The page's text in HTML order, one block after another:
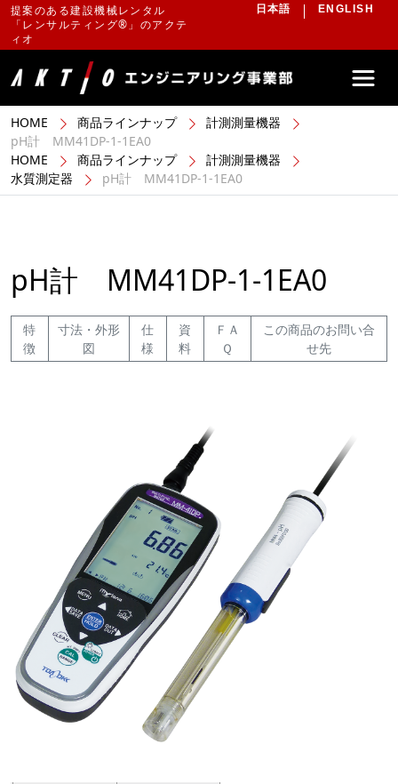
提案のある建設機械レンタル
「レンサルティング®」のアクテ
ィオ
日本語 ENGLISH
HOME 商品ラインナップ
計測測量機器
pH計 MM41DP-1-1EA0
HOME
商品ラインナップ
計測測量機器
水質測定器
pH計 MM41DP-1-1EA0
pH計 MM41DP-1-1EA0
特
徴
寸法・外形
図
仕
様
資
料
ＦＡ
Ｑ
この商品のお問い合
せ先